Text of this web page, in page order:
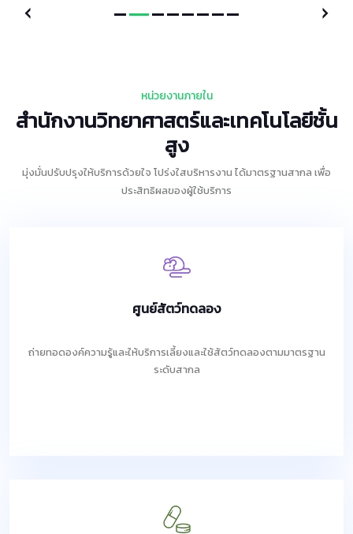
หน่วยงานภายใน
สำนักงานวิทยาศาสตร์และเทคโนโลยีชั้น
สูง
มุ่งมั่นปรับปรุงให้บริการด้วยใจ โปร่งใสบริหารงาน ได้มาตรฐานสากล เพื่อ
ประสิทธิผลของผู้ใช้บริการ
ศูนย์สัตว์ทดลอง
ถ่ายทอดองค์ความรู้และให้บริการเลี้ยงและใช้สัตว์ทดลองตามมาตรฐาน
ระดับสากล